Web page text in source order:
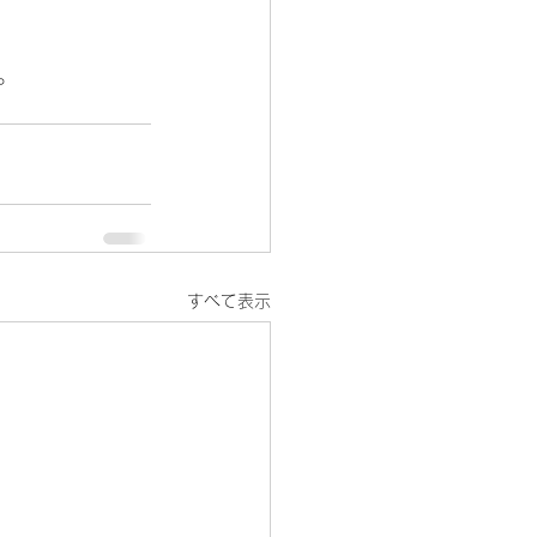
すべて表示